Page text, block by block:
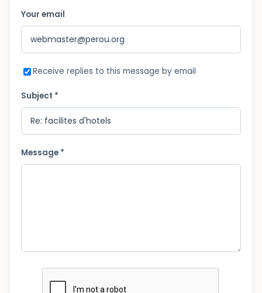
Your email
Receive replies to this message by email
Subject *
Message *